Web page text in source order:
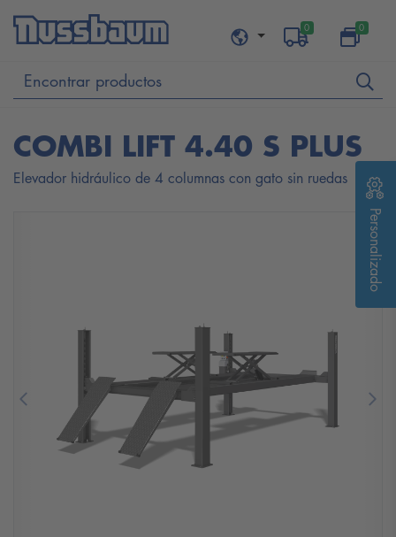
0 0
COMBI LIFT 4.40 S PLUS
Elevador hidráulico de 4 columnas con gato sin ruedas
Previous
Personalizado